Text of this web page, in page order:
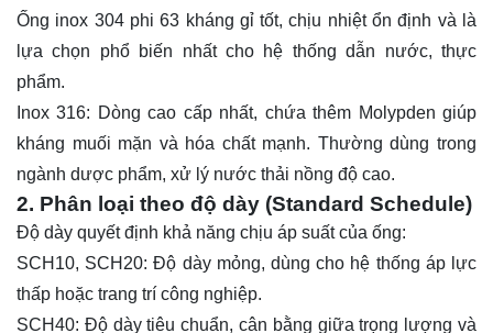
Ống inox 304 phi 63 kháng gỉ tốt, chịu nhiệt ổn định và là
lựa chọn phổ biến nhất cho hệ thống dẫn nước, thực
phẩm.
Inox 316: Dòng cao cấp nhất, chứa thêm Molypden giúp
kháng muối mặn và hóa chất mạnh. Thường dùng trong
ngành dược phẩm, xử lý nước thải nồng độ cao.
2. Phân loại theo độ dày (Standard Schedule)
Độ dày quyết định khả năng chịu áp suất của ống:
SCH10, SCH20: Độ dày mỏng, dùng cho hệ thống áp lực
thấp hoặc trang trí công nghiệp.
SCH40: Độ dày tiêu chuẩn, cân bằng giữa trọng lượng và